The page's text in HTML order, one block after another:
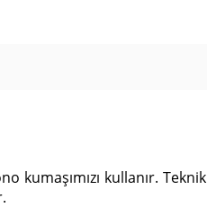
kumaşımızı kullanır. Teknik